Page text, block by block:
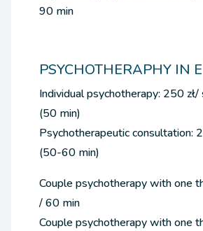
90 min
PSYCHOTHERAPHY IN
Individual psychotherapy: 250 zł/
(50 min)
Psychotherapeutic consultation:
(50-60 min)
Couple psychotherapy with one
/ 60 min
Couple psychotherapy with one